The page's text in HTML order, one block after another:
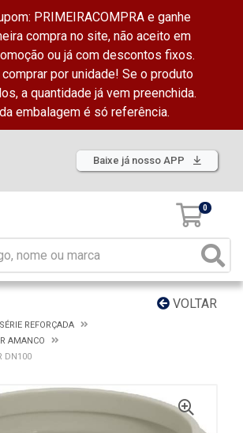
PRIMEIRACOMPRA e ganhe
compra no site, não aceito em
ou já com descontos fixos.
por unidade! Se o produto
a quantidade já vem preenchida.
embalagem é só referência.
Baixe já nosso APP
0
VOLTAR
REFORÇADA
AMANCO
DN100